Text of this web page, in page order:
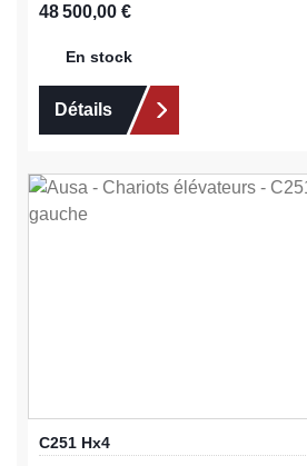
Prix régulier :
48 500,00 €
En stock
Détails
C251 Hx4